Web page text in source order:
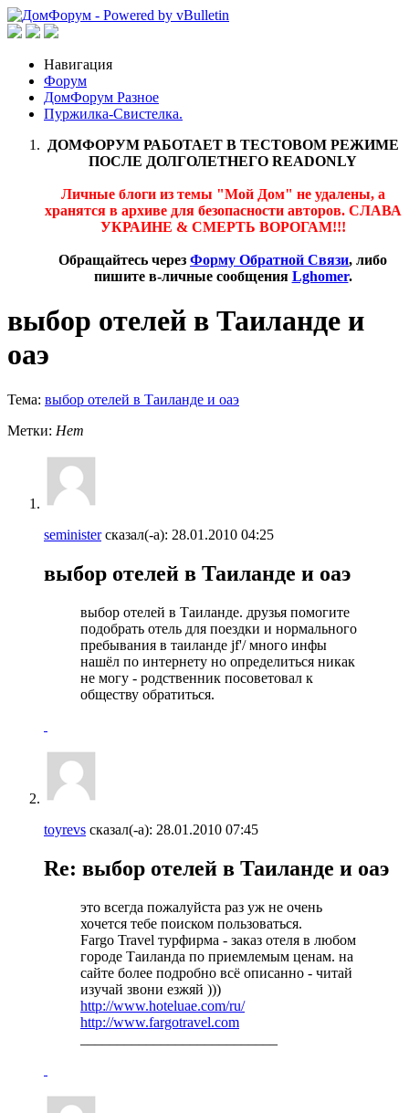
Навигация
Форум
ДомФорум Разное
Пуржилка-Свистелка.
ДОМФОРУМ РАБОТАЕТ В ТЕСТОВОМ РЕЖИМЕ
ПОСЛЕ ДОЛГОЛЕТНЕГО READONLY
Личные блоги из темы "Мой Дом" не удалены, а
хранятся в архиве для безопасности авторов. СЛАВА
УКРАИНЕ & СМЕРТЬ ВОРОГАМ!!!
Обращайтесь через Форму Обратной Связи, либо
пишите в-личные сообщения Lghomer.
выбор отелей в Таиланде и
оаэ
Тема: выбор отелей в Таиланде и оаэ
Метки: Нет
seministerсказал(-а): 28.01.2010 04:25
выбор отелей в Таиланде и оаэ
выбор отелей в Таиланде. друзья помогите
подобрать отель для поездки и нормального
пребывания в таиланде jf'/ много инфы
нашёл по интернету но определиться никак
не могу - родственник посоветовал к
обществу обратиться.
toyrevs сказал(-а): 28.01.2010 07:45
Re: выбор отелей в Таиланде и оаэ
это всегда пожалуйста раз уж не очень
хочется тебе поиском пользоваться.
Fargo Travel турфирма - заказ отеля в любом
городе Таиланда по приемлемым ценам. на
сайте более подробно всё описанно - читай
изучай звони езжяй )))
http://www.hoteluae.com/ru/
http://www.fargotravel.com